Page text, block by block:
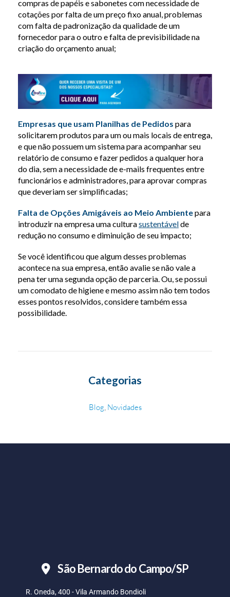
compras de papéis e sabonetes com necessidade de
cotações por falta de um preço fixo anual, problemas
com falta de padronização da qualidade de um
fornecedor para o outro e falta de previsibilidade na
criação do orçamento anual;
Empresas que usam Planilhas de Pedidos para
solicitarem produtos para um ou mais locais de entrega,
e que não possuem um sistema para acompanhar seu
relatório de consumo e fazer pedidos a qualquer hora
do dia, sem a necessidade de e-mails frequentes entre
funcionários e administradores, para aprovar compras
que deveriam ser simplificadas;
Falta de Opções Amigáveis ao Meio Ambientepara
introduzir na empresa uma culturasustentávelde
redução no consumo e diminuição de seu impacto;
Se você identificou que algum desses problemas
acontece na sua empresa, então avalie se não vale a
pena ter uma segunda opção de parceria. Ou, se possui
um comodato de higiene e mesmo assim não tem todos
esses pontos resolvidos, considere também essa
possibilidade.
Categorias
Blog Novidades
São Bernardo do Campo/SP
R. Oneda, 400 - Vila Armando Bondioli